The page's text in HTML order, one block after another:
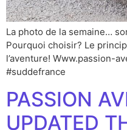
La photo de la semaine…
Pourquoi choisir? Le
l’aventure! Www.passion-
#suddefrance
PASSION
UPDATED